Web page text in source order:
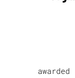
awarded